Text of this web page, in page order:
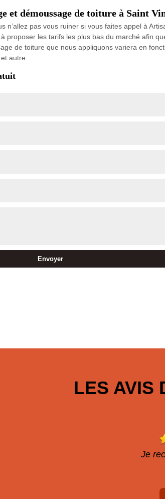
et démoussage de toiture à Saint
n’allez pas vous ruiner si vous faites appel à
proposer les tarifs les plus bas du marché afin
de toiture que nous appliquons variera en
autre.
LES AVIS
Je